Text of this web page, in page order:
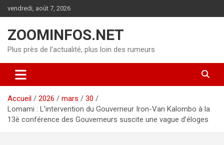
au
vendredi, août 7, 2026
ZOOMINFOS.NET
Plus près de l’actualité, plus loin des rumeurs
Accueil 2026 mars
30
Lomami : L’intervention du Gouverneur Iron-Van Kalombo à la
13è conférence des Gouverneurs suscite une vague d’éloges